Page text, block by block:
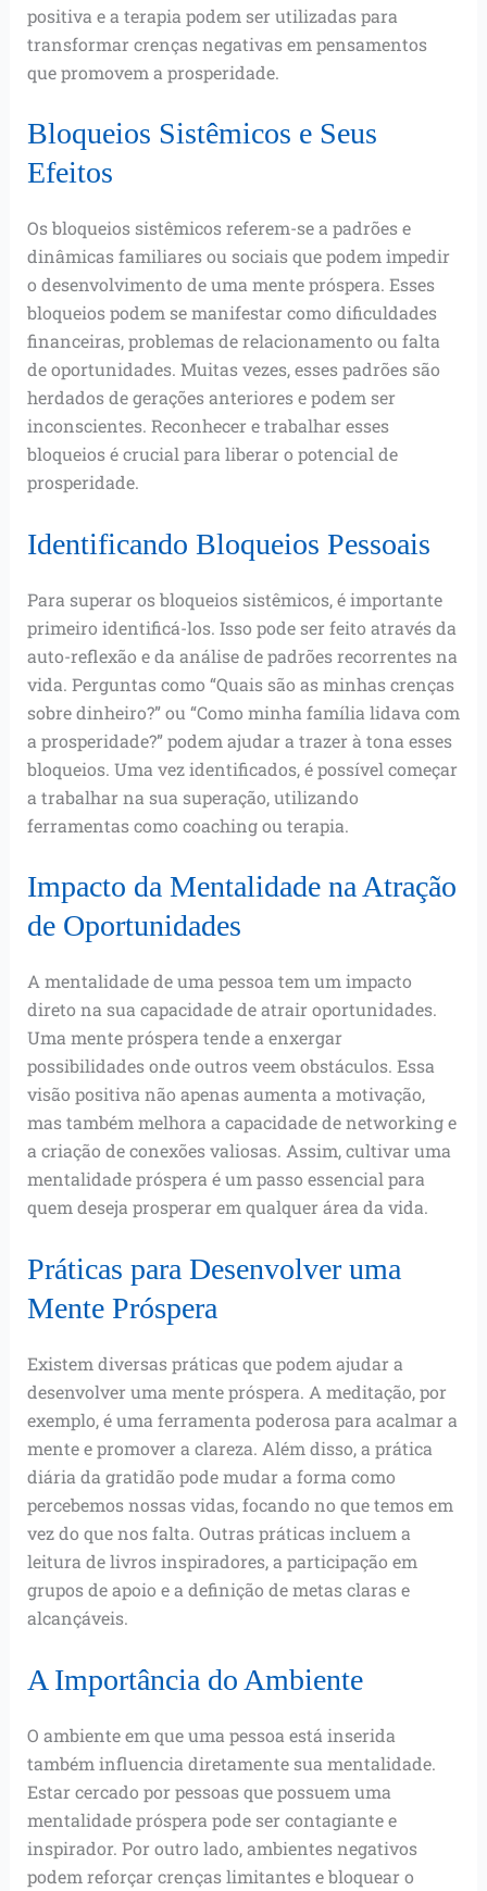
positiva e a terapia podem ser utilizadas para
transformar crenças negativas em pensamentos
que promovem a prosperidade.
Bloqueios Sistêmicos e Seus
Efeitos
Os bloqueios sistêmicos referem-se a padrões e
dinâmicas familiares ou sociais que podem impedir
o desenvolvimento de uma mente próspera. Esses
bloqueios podem se manifestar como dificuldades
financeiras, problemas de relacionamento ou falta
de oportunidades. Muitas vezes, esses padrões são
herdados de gerações anteriores e podem ser
inconscientes. Reconhecer e trabalhar esses
bloqueios é crucial para liberar o potencial de
prosperidade.
Identificando Bloqueios Pessoais
Para superar os bloqueios sistêmicos, é importante
primeiro identificá-los. Isso pode ser feito através da
auto-reflexão e da análise de padrões recorrentes na
vida. Perguntas como “Quais são as minhas crenças
sobre dinheiro?” ou “Como minha família lidava com
a prosperidade?” podem ajudar a trazer à tona esses
bloqueios. Uma vez identificados, é possível começar
a trabalhar na sua superação, utilizando
ferramentas como coaching ou terapia.
Impacto da Mentalidade na Atração
de Oportunidades
A mentalidade de uma pessoa tem um impacto
direto na sua capacidade de atrair oportunidades.
Uma mente próspera tende a enxergar
possibilidades onde outros veem obstáculos. Essa
visão positiva não apenas aumenta a motivação,
mas também melhora a capacidade de networking e
a criação de conexões valiosas. Assim, cultivar uma
mentalidade próspera é um passo essencial para
quem deseja prosperar em qualquer área da vida.
Práticas para Desenvolver uma
Mente Próspera
Existem diversas práticas que podem ajudar a
desenvolver uma mente próspera. A meditação, por
exemplo, é uma ferramenta poderosa para acalmar a
mente e promover a clareza. Além disso, a prática
diária da gratidão pode mudar a forma como
percebemos nossas vidas, focando no que temos em
vez do que nos falta. Outras práticas incluem a
leitura de livros inspiradores, a participação em
grupos de apoio e a definição de metas claras e
alcançáveis.
A Importância do Ambiente
O ambiente em que uma pessoa está inserida
também influencia diretamente sua mentalidade.
Estar cercado por pessoas que possuem uma
mentalidade próspera pode ser contagiante e
inspirador. Por outro lado, ambientes negativos
podem reforçar crenças limitantes e bloquear o